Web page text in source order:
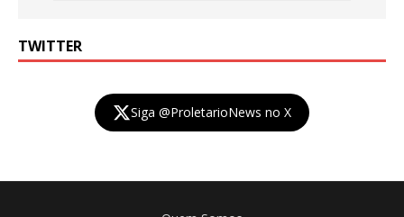
TWITTER
Siga @ProletarioNews no X